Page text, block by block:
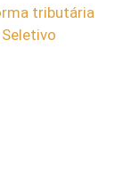
tributária